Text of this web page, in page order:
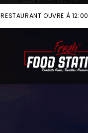
RESTAURANT OUVRE À 12:00